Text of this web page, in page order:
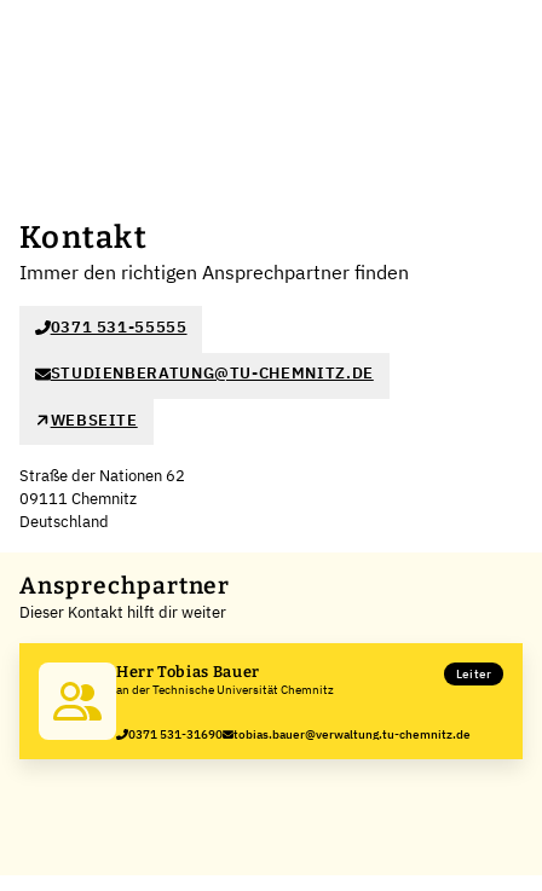
Kontakt
Immer den richtigen Ansprechpartner finden
0371 531-55555
STUDIENBERATUNG@TU-CHEMNITZ.DE
WEBSEITE
Straße der Nationen 62
09111 Chemnitz
Deutschland
+
−
Ansprechpartner
Dieser Kontakt hilft dir weiter
Herr Tobias Bauer
an der Technische Universität Chemnitz
Leiter
0371 531-31690 tobias.bauer@verwaltung.tu-chemnitz.de